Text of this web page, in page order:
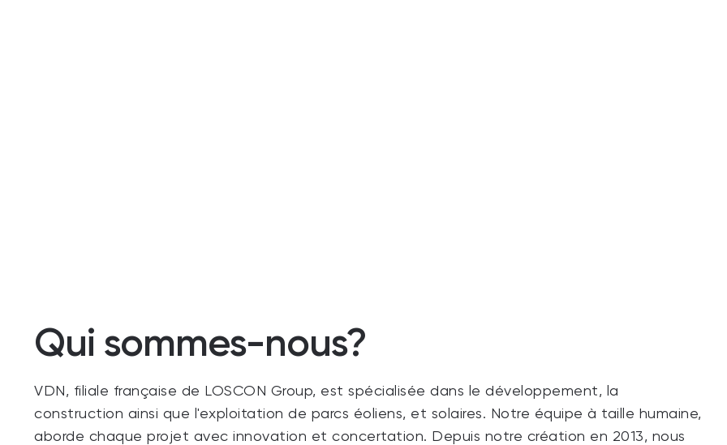
Qui sommes-nous?
VDN, filiale française de LOSCON Group, est spécialisée dans le développement, la
construction ainsi que l'exploitation de parcs éoliens, et solaires. Notre équipe à taille humaine,
aborde chaque projet avec innovation et concertation. Depuis notre création en 2013, nous